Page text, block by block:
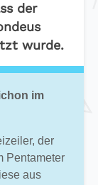
der
wurde.
im
der
Pentameter
aus